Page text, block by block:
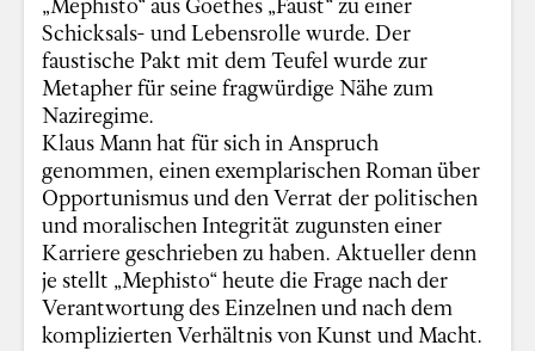
Schicksals- und Lebensrolle wurde. Der
faustische Pakt mit dem Teufel wurde zur
Metapher für seine fragwürdige Nähe zum
Naziregime.
Klaus Mann hat für sich in Anspruch
genommen, einen exemplarischen Roman über
Opportunismus und den Verrat der politischen
und moralischen Integrität zugunsten einer
Karriere geschrieben zu haben. Aktueller denn
je stellt „Mephisto“ heute die Frage nach der
Verantwortung des Einzelnen und nach dem
komplizierten Verhältnis von Kunst und Macht.